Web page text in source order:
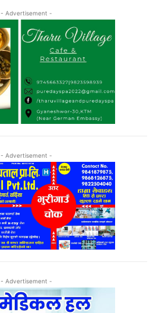
- Advertisement -
- Advertisement -
- Advertisement -